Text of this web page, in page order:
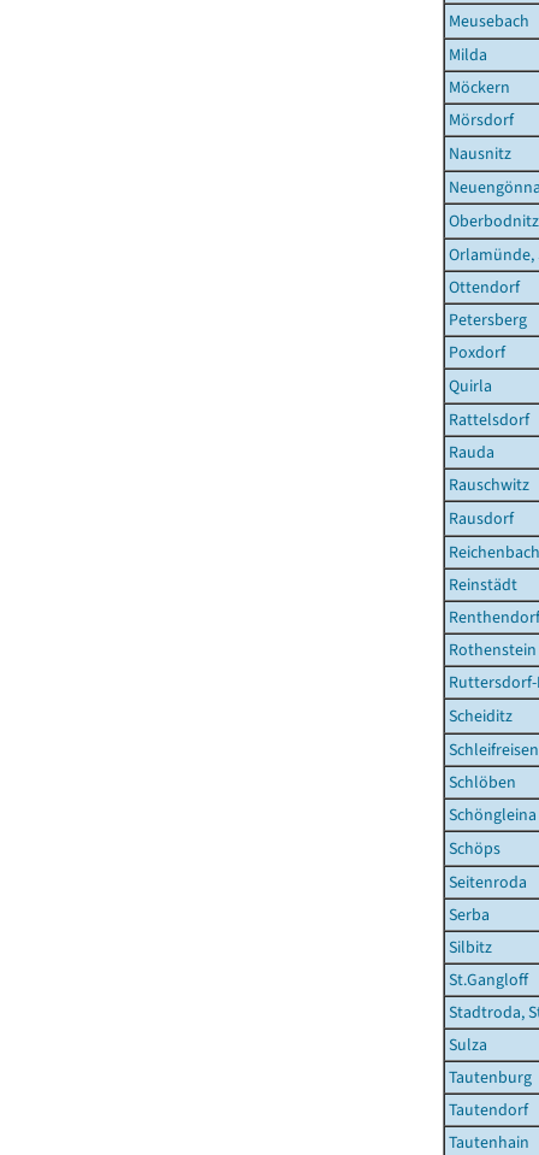
Meusebach
Milda
Möckern
Mörsdorf
Nausnitz
Oberbodnitz
Orlamünde,
Ottendorf
Petersberg
Poxdorf
Quirla
Rattelsdorf
Rauda
Rauschwitz
Rausdorf
Reichenbach
Reinstädt
Renthendorf
Rothenstein
Scheiditz
Schleifreisen
Schlöben
Schöngleina
Schöps
Seitenroda
Serba
Silbitz
St.Gangloff
Stadtroda,
Sulza
Tautenburg
Tautendorf
Tautenhain